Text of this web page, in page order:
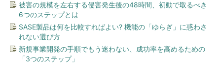
被害の規模を左右する侵害発生後の48時間、初動で取るべき
6つのステップとは
SASE製品は何を比較すればよい? 機能の「ゆらぎ」に惑わさ
れない選び方
新規事業開発の手順でもう迷わない、成功率を高めるための
「3つのステップ」